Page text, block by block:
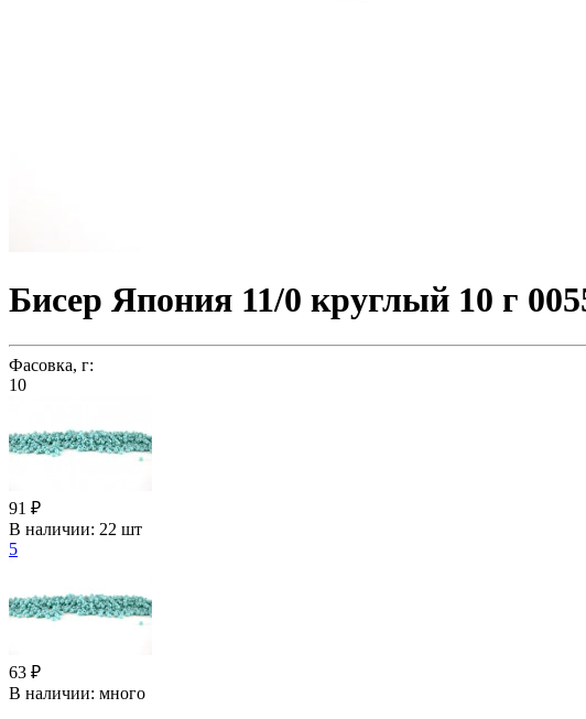
Бисер Япония 11/0 круглый 10 г
Фасовка, г:
10
91 ₽
В наличии: 22 шт
5
63 ₽
В наличии: много